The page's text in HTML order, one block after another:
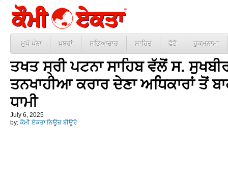
ਮੁਖੱ ਪੰਨਾ ਖ਼ਬਰਾਂ ਸਭਿਆਚਾਰ ਸਾਹਿਤ ਫੋਟੋ ਹੁਕਮਨਾਮਾ
ਤਖਤ ਸ੍ਰੀ ਪਟਨਾ ਸਾਹਿਬ ਵੱਲੋਂ ਸ.
ਤਨਖਾਹੀਆ ਕਰਾਰ ਦੇਣਾ ਅਧਿਕਾਰਾਂ ਤੋਂ
ਧਾਮੀ
July 6, 2025
by: ਕੌਮੀ ਏਕਤਾ ਨਿਊਜ਼ ਬੀਊਰੋ